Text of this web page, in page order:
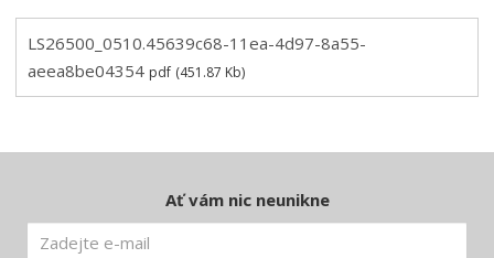
LS26500_0510.45639c68-11ea-4d97-8a55-
aeea8be04354 pdf (451.87 Kb)
Ať vám nic neunikne